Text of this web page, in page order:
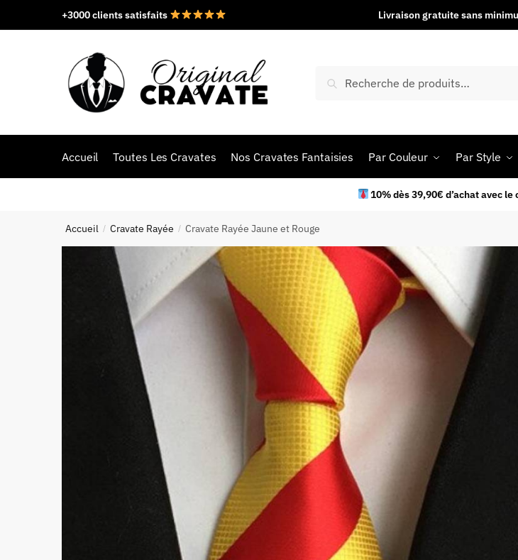
+3000 clients satisfaits Livraison gratuite sans
Recherche
Accueil Toutes Les Cravates Nos Cravates Fantaisies Par Couleur Par Style
10% dès 39,90€ d’achat avec le
Accueil / Cravate Rayée / Cravate Rayée Jaune et Rouge